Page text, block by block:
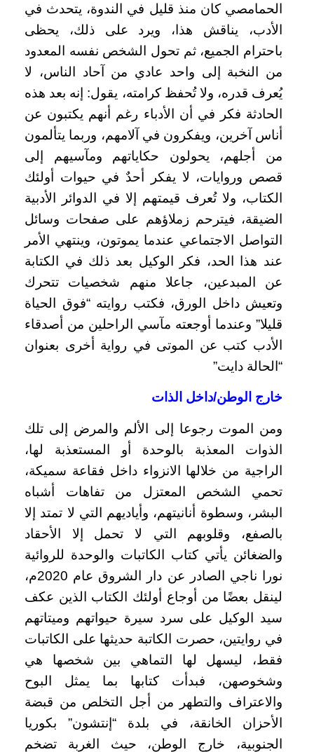
الحمامصي كان منذ قليل في الندوة، يتحدث في
الأدب، يناقش هذا، ويرد على ذلك، يحظى
باحترام الجميع، ثم تحول الشخص نفسه المعدود
من النخبة إلى واحد عادي من آحاد الناس، لا
يُعرف قدره، ولا تُحفظ كرامته، يقول: إنه بعد هذه
الحادثة فكر في أن الأدباء رغم أنهم يكتبون عن
أناس آخرين، ويفكرون في آلامهم، وربما يتألمون
من أجلهم، يحولون حكاياتهم ومآسيهم إلى
قصص وروايات، لا يفكر أحدٌ في حيوات أولئك
الكتاب، ولا تُعرف قيمتهم إلا في الدوائر الأدبية
الضيقة، فيترحم زملاؤهم على صفحات وسائل
التواصل الاجتماعي عندما يموتون، وينتهي الأمر
عند هذا الحد، فكر الوكيل بعد ذلك في الكتابة
عن المبدعين، جاعلا منهم شخصيات تتحرك
وتعيش داخل الورق، فكتب روايته “فوق الحياة
قليلا” وعندما أوجعته مآسي الراحلين من أصدقاء
الأدب كتب عن الموتى في رواية أخرى بعنوان
“الحالة دايت”
خارج الوطن/داخل الذات
ومن الموت رجوعا إلى الألم والمرض إلى تلك
الذوات المعذبة بالوحدة أو المستعذبة لها،
الراجية من خلالها الانزواء داخل فقاعة سميكة،
تحمي الشخص المعتزل من تفاهات أشباه
البشر، وسطوة أنانيتهم، وأياديهم التي لا تمتد إلا
بالصفع، وقلوبهم التي لا تحمل إلا الأحقاد
والضغائن يأتي كتاب الكاتبات والوحدة للروائية
نورا ناجي الصادر عن دار الشروق عام 2020م،
لينقل بعضًا من أوجاع أولئك الكتاب الذين عكف
سيد الوكيل على سرد سيرة حيواتهم وميتاتهم
في روايتين، حصرت الكاتبة حديثها على الكاتبات
فقط، ليسهل لها التماهي بين شخصها هي
وشخوصهن، فبدأت كتابها بما يمثل البوح
والاعتراف والتطهر من أجل التخلص من قبضة
الأحزان الخانقة، في بلدة “إنتشون” بكوريا
الجنوبية، خارج الوطن، حيث الغربة تضخم